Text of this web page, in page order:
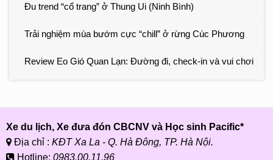
Đu trend “cổ trang” ở Thung Ui (Ninh Bình)
Trải nghiệm mùa bướm cực “chill” ở rừng Cúc Phương
Review Eo Gió Quan Lạn: Đường đi, check-in và vui chơi
Xe du lịch, Xe đưa đón CBCNV và Học sinh Pacific*
Địa chỉ : KĐT Xa La - Q. Hà Đông, TP. Hà Nội.
Hotline: 0983.00.11.96